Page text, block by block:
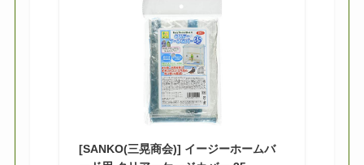
[SANKO(三晃商会)] イージーホームバ